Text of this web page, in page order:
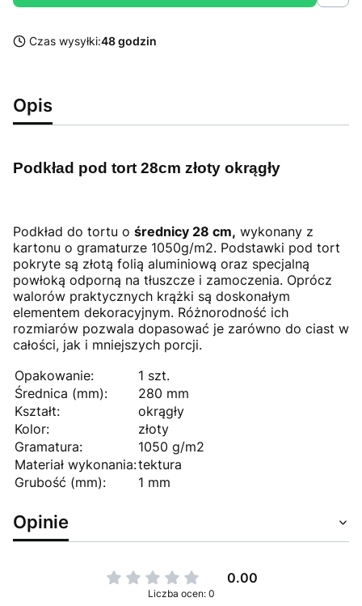
Czas wysyłki:48 godzin
Opis
Podkład pod tort 28cm złoty okrągły
Podkład do tortu o średnicy 28 cm, wykonany z
kartonu o gramaturze 1050g/m2. Podstawki pod tort
pokryte są złotą folią aluminiową oraz specjalną
powłoką odporną na tłuszcze i zamoczenia. Oprócz
walorów praktycznych krążki są doskonałym
elementem dekoracyjnym. Różnorodność ich
rozmiarów pozwala dopasować je zarówno do ciast w
całości, jak i mniejszych porcji.
Opakowanie:
1 szt.
Średnica (mm):
280 mm
Kształt:
okrągły
Kolor:
złoty
Gramatura:
1050 g/m2
Materiał wykonania:tektura
Grubość (mm):
1 mm
Opinie
0.00
Liczba ocen: 0